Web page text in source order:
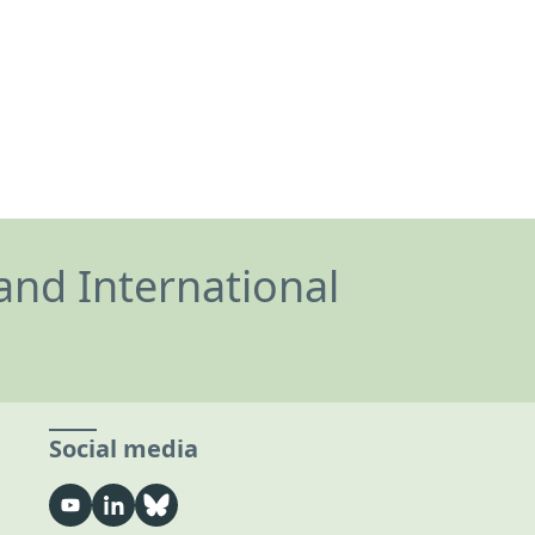
International
Social media